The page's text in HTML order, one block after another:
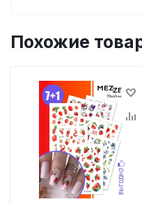
Похожие